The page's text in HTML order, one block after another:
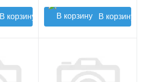
В корзину В корзину